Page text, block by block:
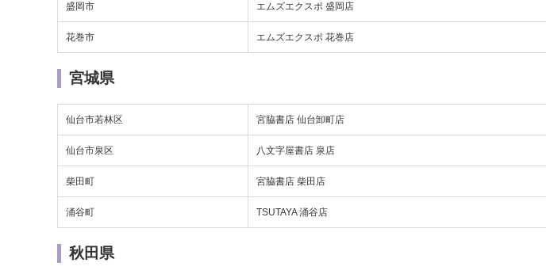
盛岡市 エムズエクスポ 盛岡店
花巻市 エムズエクスポ 花巻店
宮城県
仙台市若林区 宮脇書店 仙台卸町店
仙台市泉区 八文字屋書店 泉店
柴田町 宮脇書店 柴田店
涌谷町 TSUTAYA 涌谷店
秋田県